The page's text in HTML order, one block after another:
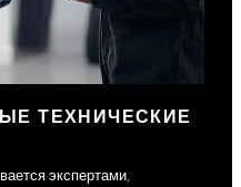
ТЕХНИЧЕСКИЕ
экспертами,